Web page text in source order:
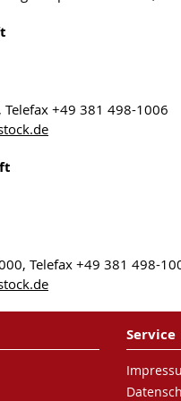
+49 381 498-1006
.de
Telefax +49 381 498-
.de
Service